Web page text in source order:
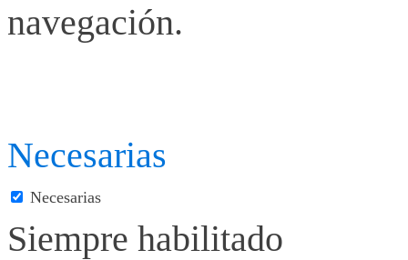
navegación.
Necesarias
Necesarias
Siempre habilitado